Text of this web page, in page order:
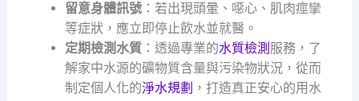
留意身體訊號：若出現頭暈、噁心、肌肉痙攣
等症狀，應立即停止飲水並就醫。
定期檢測水質：透過專業的水質檢測 服務，了
解家中水源的礦物質含量與污染物狀況，從而
制定個人化的淨水規劃 ，打造真正安心的用水